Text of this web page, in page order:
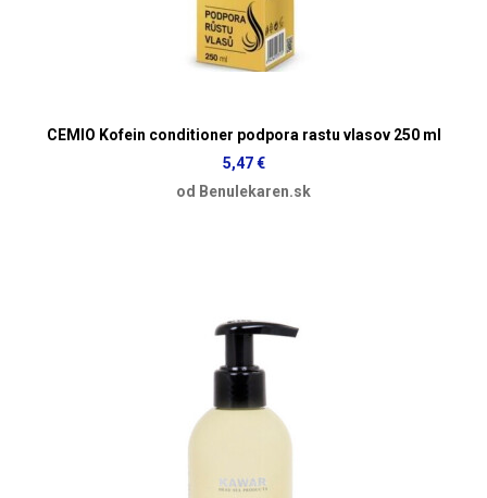
CEMIO Kofein conditioner podpora rastu vlasov 250 ml
5,47 €
od Benulekaren.sk